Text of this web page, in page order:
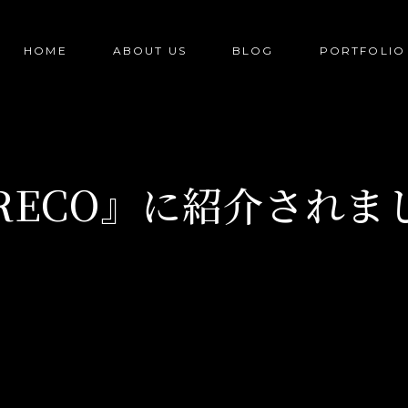
HOME ABOUT US BLOG PORTFOLIO
』に紹介されま